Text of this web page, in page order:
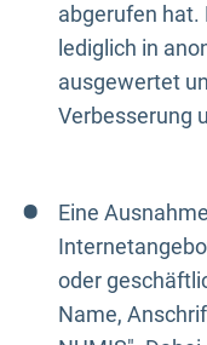
abgerufen hat.
lediglich in
ausgewertet
Verbesserung
Eine
oder
Name,